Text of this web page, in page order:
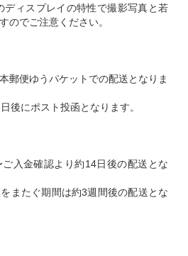
ィスプレイの特性で撮影写真と若
のでご注意ください。
郵便ゆうパケットでの配送となりま
後にポスト投函となります。
入金確認より約14日後の配送とな
またぐ期間は約3週間後の配送とな